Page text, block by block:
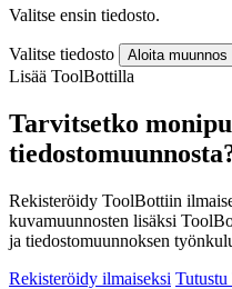
Valitse ensin tiedosto.
Valitse tiedosto Aloita muunnos
Lisää ToolBottilla
Tarvitsetko
Rekisteröidy ToolBottiin
kuvamuunnosten lisäksi
ja tiedostomuunnoksen
Rekisteröidy ilmaiseksi